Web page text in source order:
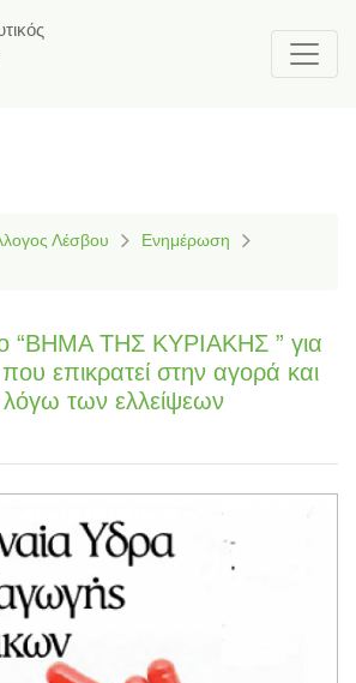
Λέσβου
Ενημέρωση
“ΒΗΜΑ ΤΗΣ ΚΥΡΙΑΚΗΣ ” για
επικρατεί στην αγορά και
των ελλείψεων